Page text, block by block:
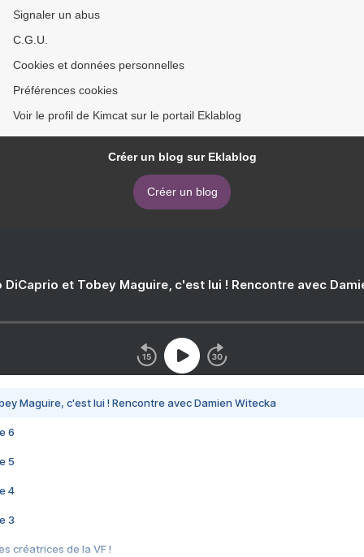
Signaler un abus
C.G.U.
Cookies et données personnelles
Préférences cookies
Voir le profil de Kimcat sur le portail Eklablog
Créer un blog sur Eklablog
Créer un blog
DiCaprio et Tobey Maguire, c'est lui ! Rencontre avec
Maguire, c'est lui ! Rencontre avec Damien Witecka
6
5
4
3
créatrices de la VF !